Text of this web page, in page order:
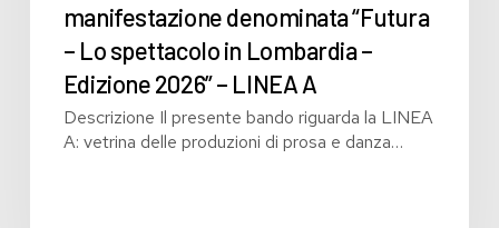
partecipare
manifestazione
denominata
“Futura
manifestazione denominata “Futura
– Lo spettacolo in Lombardia –
Edizione 2026” – LINEA A
Descrizione Il presente bando riguarda la LINEA
A: vetrina delle produzioni di prosa e danza…